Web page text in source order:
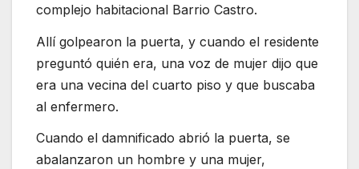
complejo habitacional Barrio Castro.
Allí golpearon la puerta, y cuando el residente
preguntó quién era, una voz de mujer dijo que
era una vecina del cuarto piso y que buscaba
al enfermero.
Cuando el damnificado abrió la puerta, se
abalanzaron un hombre y una mujer,